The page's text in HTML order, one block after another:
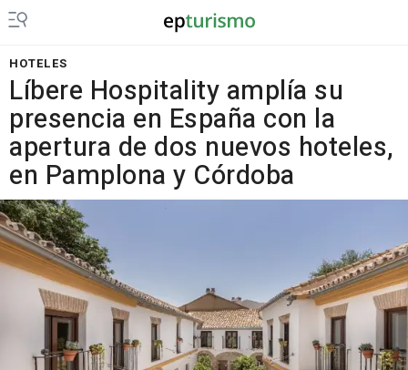
HOTELES
Líbere Hospitality amplía su
presencia en España con la
apertura de dos nuevos hoteles,
en Pamplona y Córdoba